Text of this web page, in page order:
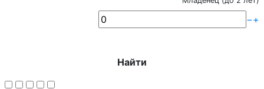
−+
Найти